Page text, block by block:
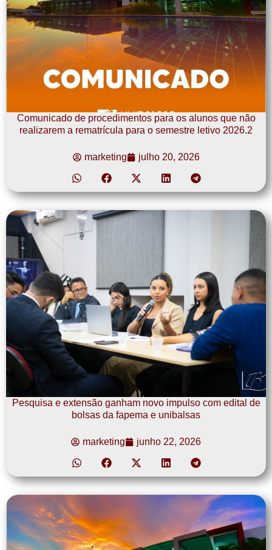
Comunicado de procedimentos para os alunos que não
realizarem a rematrícula para o semestre letivo 2026.2
marketing julho 20, 2026
Pesquisa e extensão ganham novo impulso com edital de
bolsas da fapema e unibalsas
marketing junho 22, 2026